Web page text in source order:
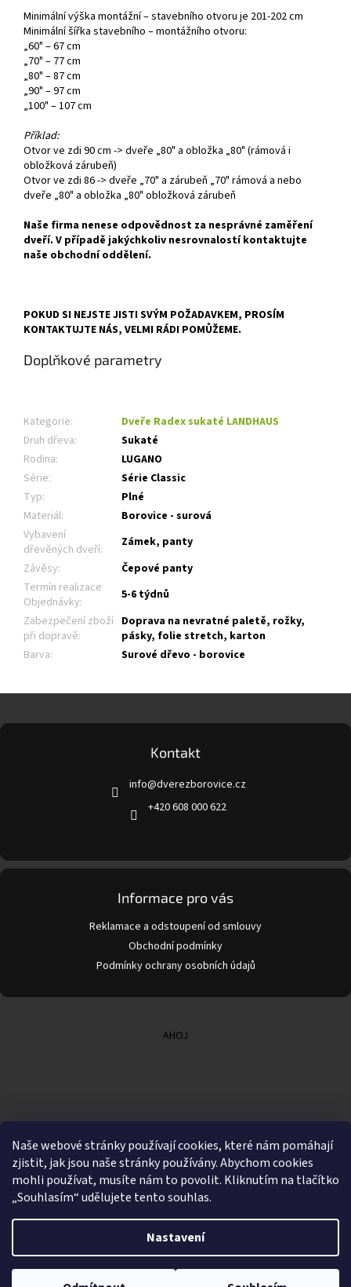
Naše webové stránky používají cookies, které nám pomáhají
zjistit, jak jsou naše stránky používány. Abychom cookies
mohli používat, musíte nám to povolit. Kliknutím na tlačítko
„Souhlasím“ udělujete tento souhlas.
Nastavení
Minimální výška montážní – stavebního otvoru je 201-202 cm
Minimální šířka stavebního – montážního otvoru:
„60" – 67 cm
„70" – 77 cm
„80" – 87 cm
„90" – 97 cm
„100" – 107 cm
Příklad:
Otvor ve zdi 90 cm -> dveře „80" a obložka „80" (rámová i
obložková zárubeň)
Otvor ve zdi 86 -> dveře „70" a zárubeň „70" rámová a nebo
dveře „80" a obložka „80" obložková zárubeň
Naše firma nenese odpovědnost za nesprávné zaměření
dveří. V případě jakýchkoliv nesrovnalostí kontaktujte
naše obchodní oddělení.
POKUD SI NEJSTE JISTI SVÝM POŽADAVKEM, PROSÍM
KONTAKTUJTE NÁS, VELMI RÁDI POMŮŽEME.
Doplňkové parametry
Kategorie:
Dveře Radex sukaté LANDHAUS
Druh dřeva:
Sukaté
Rodina:
LUGANO
Série:
Série Classic
Typ:
Plné
Materiál:
Borovice - surová
Vybavení
dřevěných dveří:
Zámek, panty
Závěsy:
Čepové panty
Termín realizace
Objednávky:
5-6 týdnů
Zabezpečení zboží
při dopravě:
Doprava na nevratné paletě, rožky,
pásky, folie stretch, karton
Barva: Surové dřevo - borovice
p
Kontakt
info@dverezborovice.cz
+420 608 000 622
Informace pro vás
Reklamace a odstoupení od smlouvy
Obchodní podmínky
Podmínky ochrany osobních údajů
AHOJ
Vytvořil Shoptet